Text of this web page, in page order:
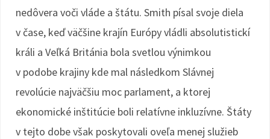
nedôvera voči vláde a štátu. Smith písal svoje diela
v čase, keď väčšine krajín Európy vládli absolutistickí
králi a Veľká Británia bola svetlou výnimkou
v podobe krajiny kde mal následkom Slávnej
revolúcie najväčšiu moc parlament, a ktorej
ekonomické inštitúcie boli relatívne inkluzívne. Štáty
v tejto dobe však poskytovali oveľa menej služieb